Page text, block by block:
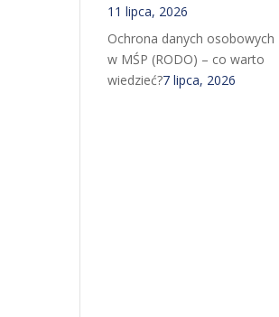
11 lipca, 2026
Ochrona danych osobowych
w MŚP (RODO) – co warto
wiedzieć?7 lipca, 2026